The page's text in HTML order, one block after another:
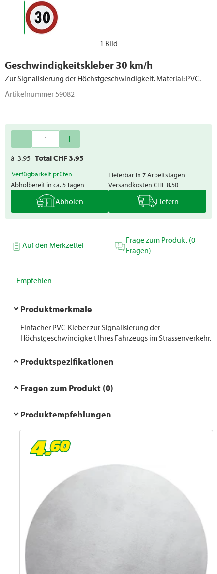
1 Bild
Geschwindigkeitskleber 30 km/h
Zur Signalisierung der Höchstgeschwindigkeit. Material: PVC.
Artikelnummer 59082
remove add
à 3.95 Total CHF3.95
Verfügbarkeit prüfen
Abholbereit in ca. 5 Tagen
Lieferbar in 7 Arbeitstagen
Versandkosten CHF 8.50
Abholen Liefern
Auf den Merkzettel
Frage zum Produkt (0
Fragen)
Empfehlen
Produktmerkmale
Einfacher PVC-Kleber zur Signalisierung der
Höchstgeschwindigkeit Ihres Fahrzeugs im Strassenverkehr.
Produktspezifikationen
Fragen zum Produkt (0)
Produktempfehlungen